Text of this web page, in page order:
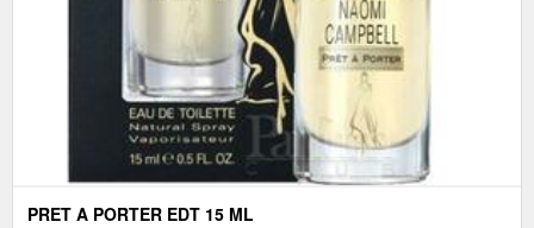
PRET A PORTER EDT 15 ML